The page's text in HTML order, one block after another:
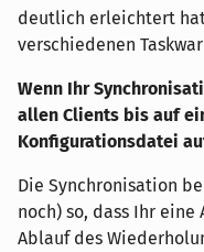
deutlich erleichtert
verschiedenen
Wenn Ihr
allen Clients bis auf
Konfigurationsdatei
Die Synchronisation
noch) so, dass Ihr
Ablauf des